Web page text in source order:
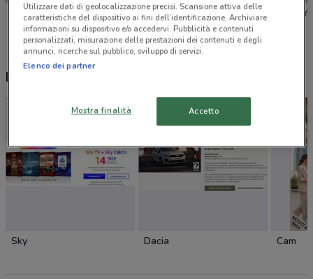
Aldi Lidl PENNY
Nuovi prodotti da provare
Sky Dacia Cam
Utilizzare dati di geolocalizzazione precisi. Scansione attiva delle
caratteristiche del dispositivo ai fini dell’identificazione. Archiviare
informazioni su dispositivo e/o accedervi. Pubblicità e contenuti
personalizzati, misurazione delle prestazioni dei contenuti e degli
annunci, ricerche sul pubblico, sviluppo di servizi.
Elenco dei partner
Mostra finalità Accetto